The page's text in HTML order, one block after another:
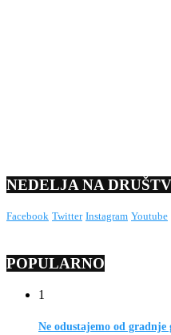
NEDELJA NA
Facebook Twitter Instagram Youtube
POPULARNO
1
Ne odustajemo od gradnje